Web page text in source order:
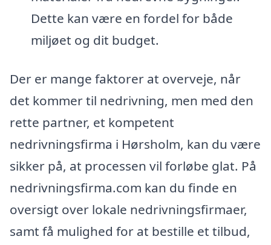
Dette kan være en fordel for både
miljøet og dit budget.
Der er mange faktorer at overveje, når
det kommer til nedrivning, men med den
rette partner, et kompetent
nedrivningsfirma i Hørsholm, kan du være
sikker på, at processen vil forløbe glat. På
nedrivningsfirma.com kan du finde en
oversigt over lokale nedrivningsfirmaer,
samt få mulighed for at bestille et tilbud,